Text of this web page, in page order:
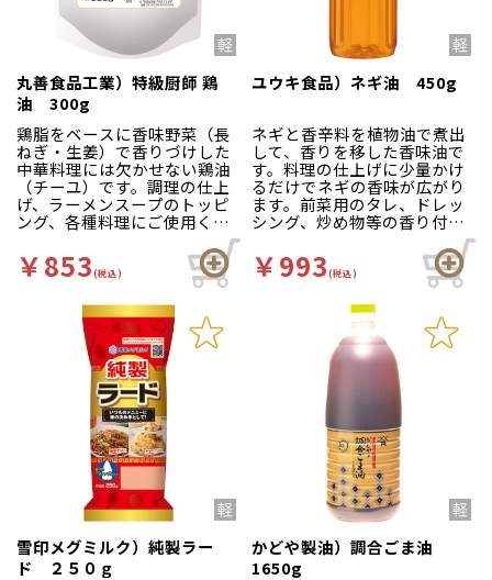
丸善食品工業）特級厨師 鶏
油 300g
鶏脂をベースに香味野菜（長
ねぎ・生姜）で香りづけした
中華料理には欠かせない鶏油
（チーユ）です。調理の仕上
げ、ラーメンスープのトッピ
ング、各種料理にご使用くだ
￥853(税込)
ユウキ食品）ネギ油 450g
ネギと香辛料を植物油で煮出
して、香りを移した香味油で
す。料理の仕上げに少量かけ
るだけでネギの香味が広がり
ます。前菜用のタレ、ドレッ
シング、炒め物等の香り付け
の他、ラーメンのかくし味と
してもお使いください。
￥993(税込)
雪印メグミルク）純製ラー
ド ２５０ｇ
かどや製油）調合ごま油
1650g